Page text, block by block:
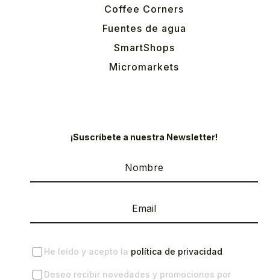
Coffee Corners
Fuentes de agua
SmartShops
Micromarkets
¡Suscríbete a nuestra Newsletter!
He leído y acepto la política de privacidad.
Deseo recibir novedades y promociones por